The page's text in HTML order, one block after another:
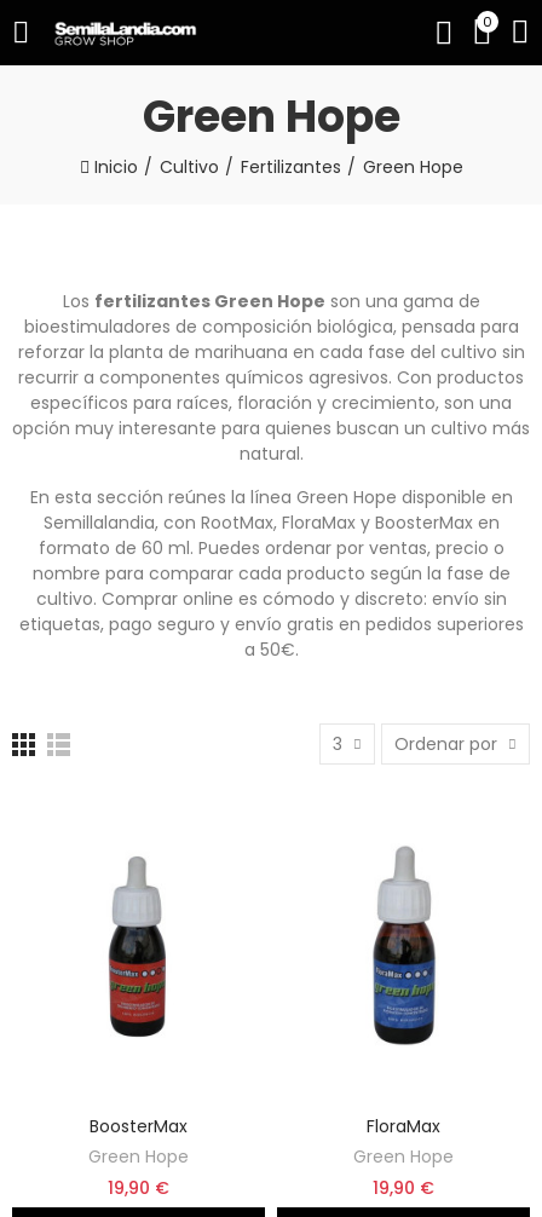
0
Green Hope
Inicio Cultivo Fertilizantes Green Hope
Los fertilizantes Green Hope son una gama de
bioestimuladores de composición biológica, pensada para
reforzar la planta de marihuana en cada fase del cultivo sin
recurrir a componentes químicos agresivos. Con productos
específicos para raíces, floración y crecimiento, son una
opción muy interesante para quienes buscan un cultivo más
natural.
En esta sección reúnes la línea Green Hope disponible en
Semillalandia, con RootMax, FloraMax y BoosterMax en
formato de 60 ml. Puedes ordenar por ventas, precio o
nombre para comparar cada producto según la fase de
cultivo. Comprar online es cómodo y discreto: envío sin
etiquetas, pago seguro y envío gratis en pedidos superiores
a 50€.
3 Ordenar por
BoosterMax
Green Hope
19,90 €
FloraMax
Green Hope
19,90 €